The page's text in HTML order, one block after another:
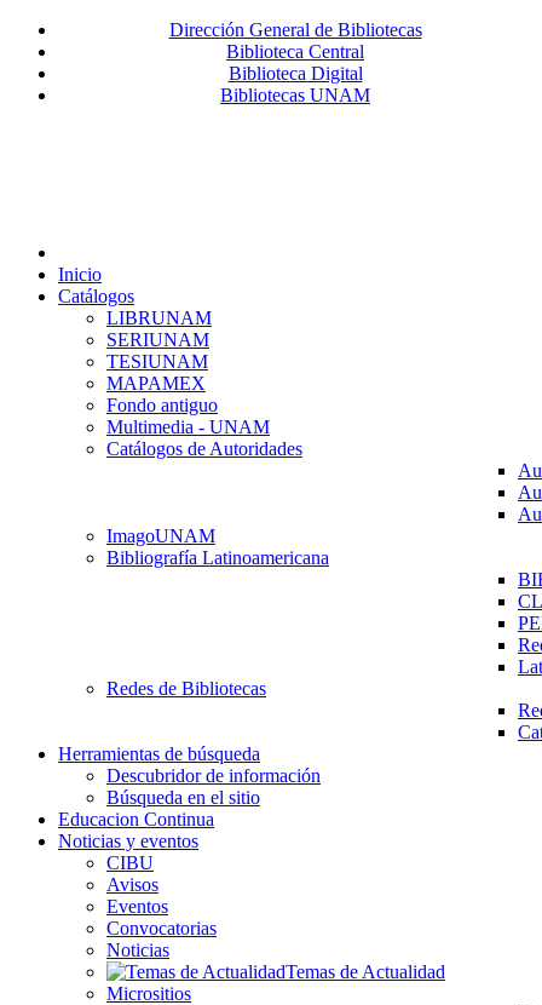
Dirección General de Bibliotecas
Biblioteca Central
Biblioteca Digital
Bibliotecas UNAM
Inicio
Catálogos
LIBRUNAM
SERIUNAM
TESIUNAM
MAPAMEX
Fondo antiguo
Multimedia - UNAM
Catálogos de Autoridades
ImagoUNAM
Bibliografía Latinoamericana
Redes de Bibliotecas
Herramientas de búsqueda
Descubridor de información
Búsqueda en el sitio
Educacion Continua
Noticias y eventos
CIBU
Avisos
Eventos
Convocatorias
Noticias
Temas de Actualidad
Micrositios